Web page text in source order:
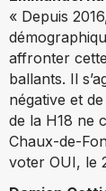
« Depuis
affronter
ballants. Il
négative et
de la H18 ne
Chaux-de-
voter OUI, le